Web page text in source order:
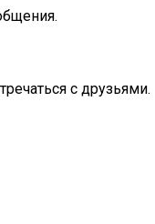
с друзьями.